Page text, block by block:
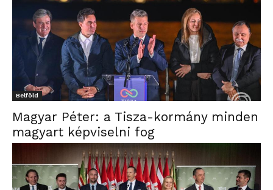
Belföld
Magyar Péter: a Tisza-kormány minden
magyart képviselni fog